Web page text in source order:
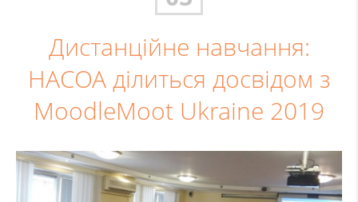
Дистанційне навчання:
НАСОА ділиться досвідом з
MoodleMoot Ukraine 2019